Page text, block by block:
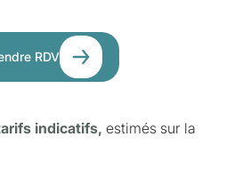
RDV
indicatifs, estimés sur la